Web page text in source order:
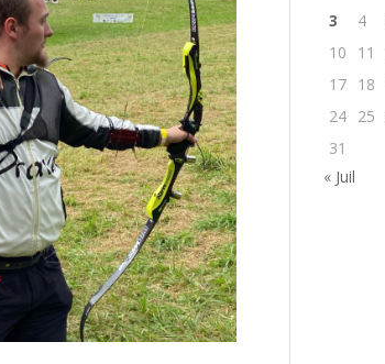
3
4
10
11
17 18
24 25
31
« Juil